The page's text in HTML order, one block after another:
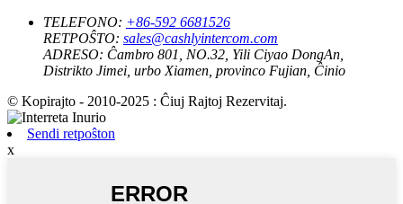
TELEFONO: +86-592 6681526
RETPOŜTO: sales@cashlyintercom.com
ADRESO: Ĉambro 801, NO.32, Yili Ciyao DongAn,
Distrikto Jimei, urbo Xiamen, provinco Fujian, Ĉinio
© Kopirajto - 2010-2025 : Ĉiuj Rajtoj Rezervitaj.
Sendi retpoŝton
x